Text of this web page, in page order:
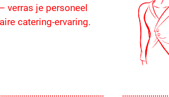
verras je personeel
catering-ervaring.